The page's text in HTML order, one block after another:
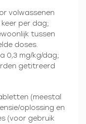
volwassenen
per dag;
tussen
doses.
0,3 mg/kg/dag;
getitreerd
(meestal
oplossing en
(voor gebruik